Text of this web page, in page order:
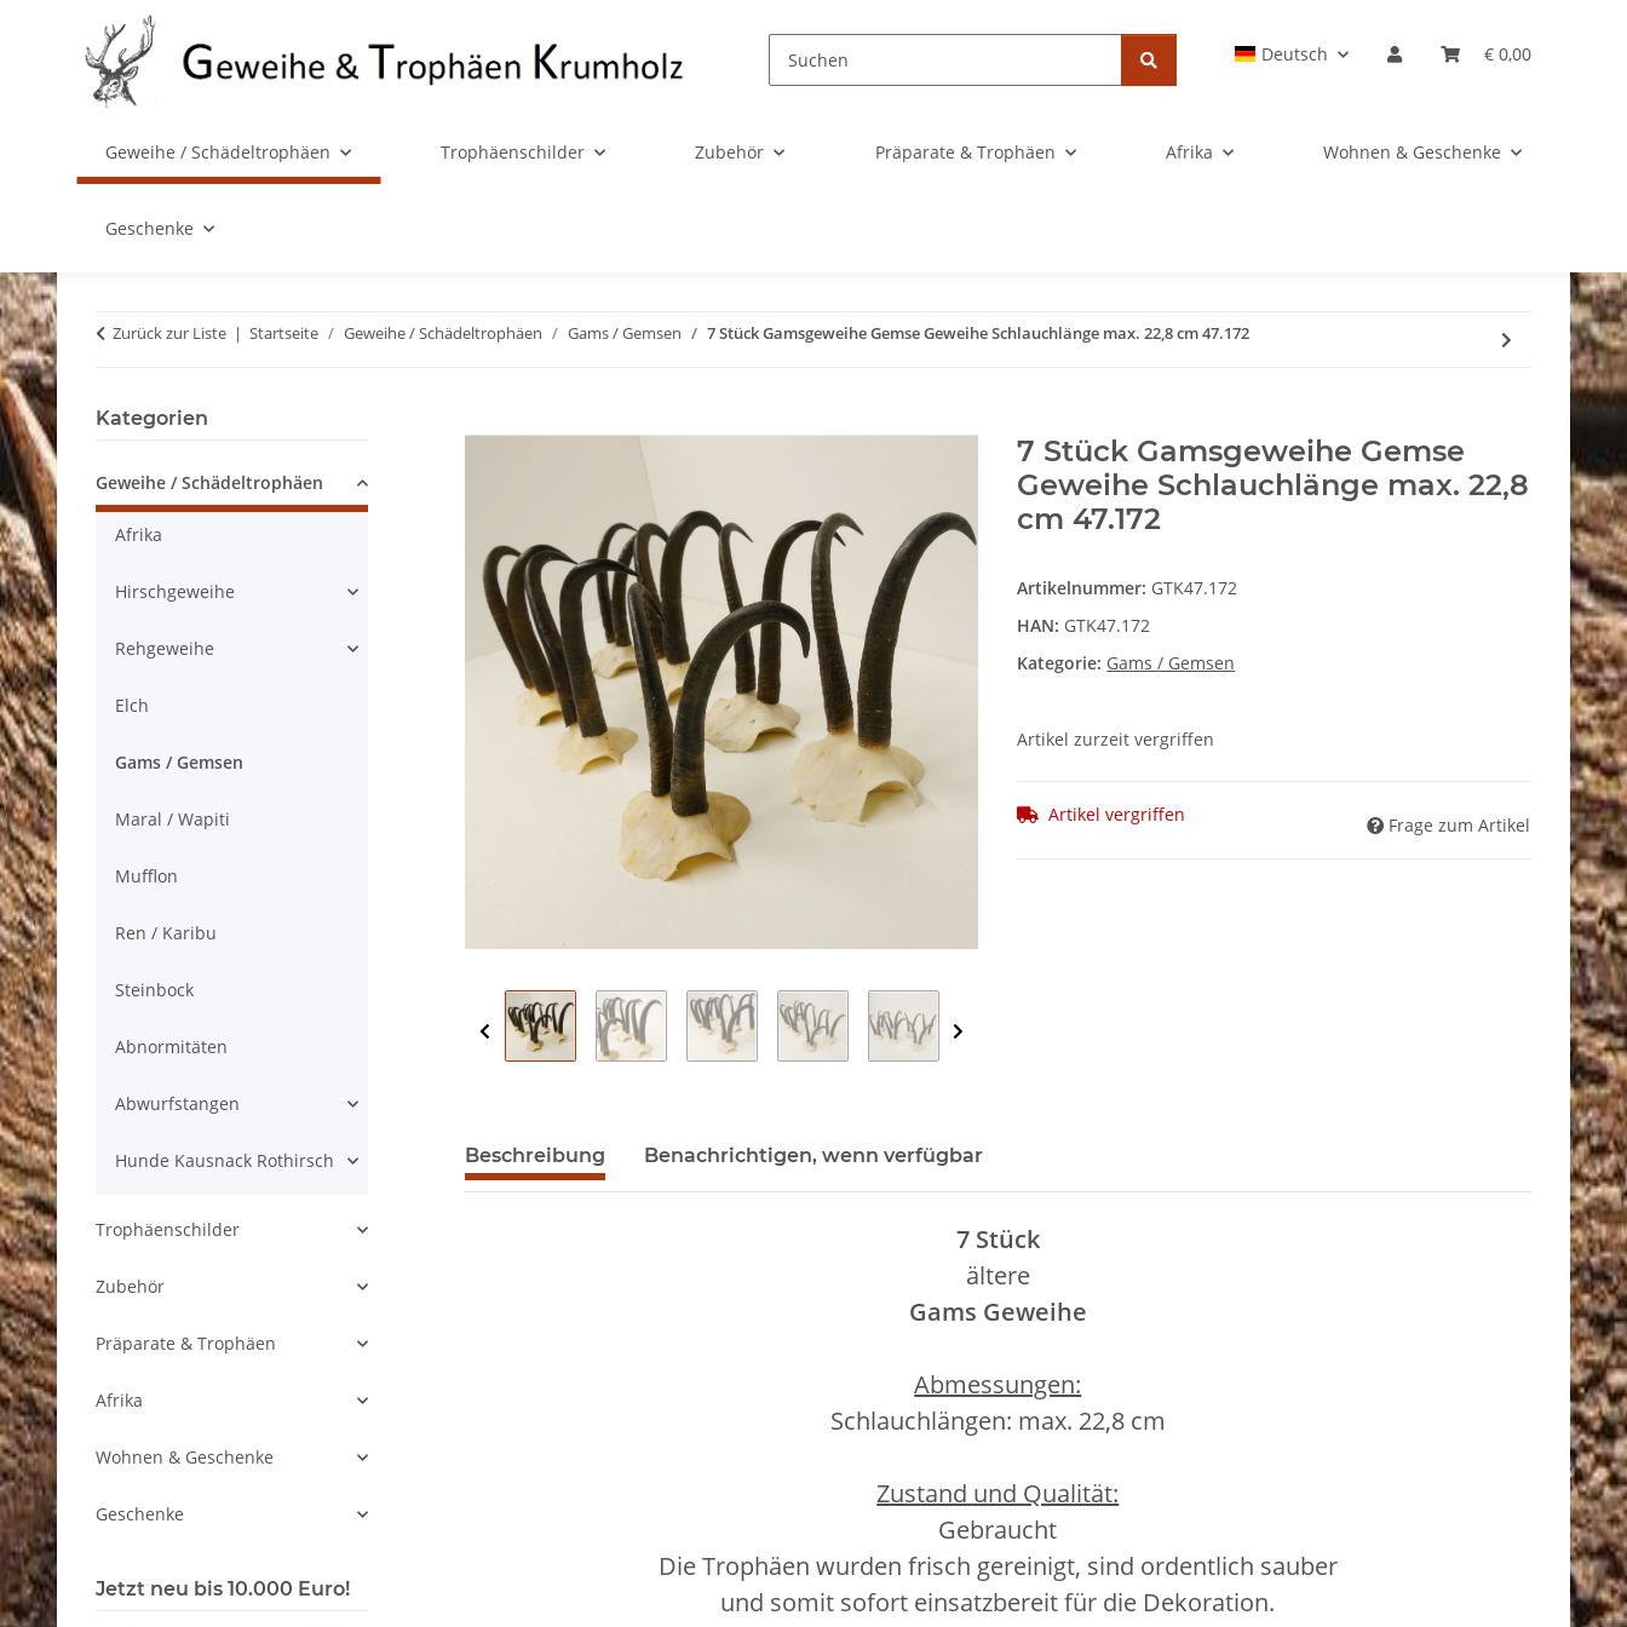
Deutsch € 0,00
Geweihe / Schädeltrophäen Trophäenschilder Zubehör Präparate & Trophäen Afrika Wohnen & Geschenke
Geschenke
Zurück zur Liste Startseite Geweihe / Schädeltrophäen Gams / Gemsen 7 Stück Gamsgeweihe Gemse Geweihe Schlauchlänge max. 22,8 cm 47.172
7 Stück Gamsgeweihe Gemse
Geweihe Schlauchlänge max. 22,8
cm 47.172
Artikelnummer: GTK47.172
HAN: GTK47.172
Kategorie: Gams / Gemsen
Artikel zurzeit vergriffen
Artikel vergriffen Frage zum Artikel
Beschreibung Benachrichtigen, wenn verfügbar
7 Stück
ältere
Gams Geweihe
Abmessungen:
Schlauchlängen: max. 22,8 cm
Zustand und Qualität:
Gebraucht
Die Trophäen wurden frisch gereinigt, sind ordentlich sauber
und somit sofort einsatzbereit für die Dekoration.
Kategorien
Geweihe / Schädeltrophäen
Afrika
Hirschgeweihe
Rehgeweihe
Elch
Gams / Gemsen
Maral / Wapiti
Mufflon
Ren / Karibu
Steinbock
Abnormitäten
Abwurfstangen
Hunde Kausnack Rothirsch
Trophäenschilder
Zubehör
Präparate & Trophäen
Afrika
Wohnen & Geschenke
Geschenke
Jetzt neu bis 10.000 Euro!